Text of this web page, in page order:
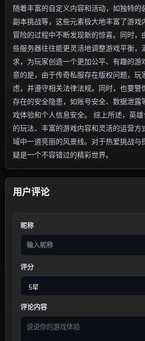
随着丰富的自定义内容和活动，如独特的
副本挑战等，这些元素极大地丰富了游戏
冒险的过程中不断发现新的惊喜。同时，
些服务器往往能更灵活地调整游戏平衡，
求，为玩家创造一个更加公平、有趣的游
意的是，由于传奇私服存在版权问题，玩
虑，并遵守相关法律法规。同时，也要警
存在的安全隐患，如账号安全、数据泄露
戏体验和个人信息安全。 综上所述，英
的玩法、丰富的游戏内容和灵活的运营方
域中一道亮丽的风景线。对于热爱挑战与
疑是一个不容错过的精彩世界。
用户评论
昵称
评分
评论内容